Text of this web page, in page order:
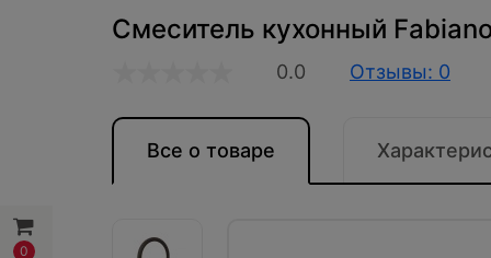
0
Смеситель кухонный
0.0 Отзывы: 0
Все о товаре